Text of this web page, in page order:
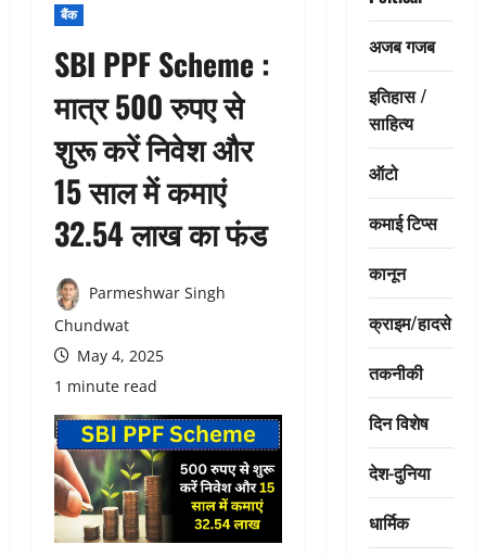
बैंक
SBI PPF Scheme :
मात्र 500 रुपए से
शुरू करें निवेश और
15 साल में कमाएं
32.54 लाख का फंड
Parmeshwar Singh
Chundwat
May 4, 2025
1 minute read
अजब गजब
इतिहास /
साहित्य
ऑटो
कमाई टिप्स
कानून
क्राइम/हादसे
तकनीकी
दिन विशेष
देश-दुनिया
धार्मिक